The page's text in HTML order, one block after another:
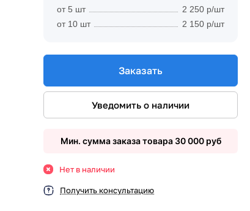
от 5 шт
2 250 р/шт
от 10 шт
2 150 р/шт
Заказать
Уведомить о наличии
Мин. сумма заказа товара 30 000 руб
Нет в наличии
Получить консультацию